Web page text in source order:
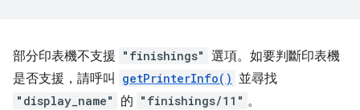
部分印表機不支援 "finishings" 選項。如要判斷印表機
是否支援，請呼叫
getPrinterInfo() 並尋找
"display_name" 的 "finishings/11" 。